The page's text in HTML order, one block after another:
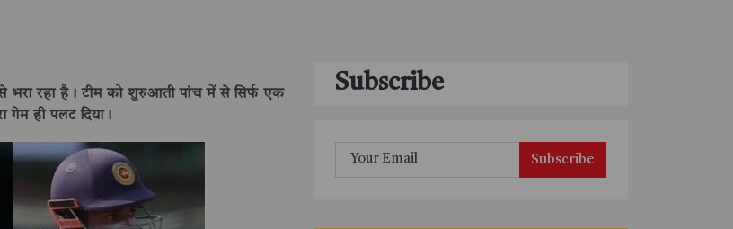
रहा है। टीम को शुरुआती पांच में से सिर्फ एक
गेम ही पलट दिया।
Subscribe
Subscribe